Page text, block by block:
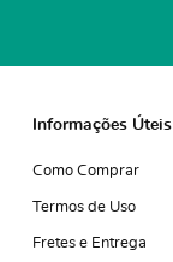
Informações Úteis
Como Comprar
Termos de Uso
Fretes e Entrega